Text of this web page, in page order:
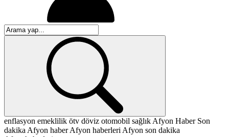
enflasyon emeklilik ötv döviz otomobil sağlık Afyon HaberSon
dakika Afyon haberAfyon haberleri Afyon son dakika